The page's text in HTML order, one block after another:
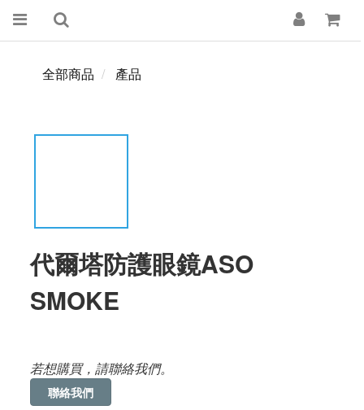
全部商品 產品
代爾塔防護眼鏡ASO
SMOKE
若想購買，請聯絡我們。
聯絡我們